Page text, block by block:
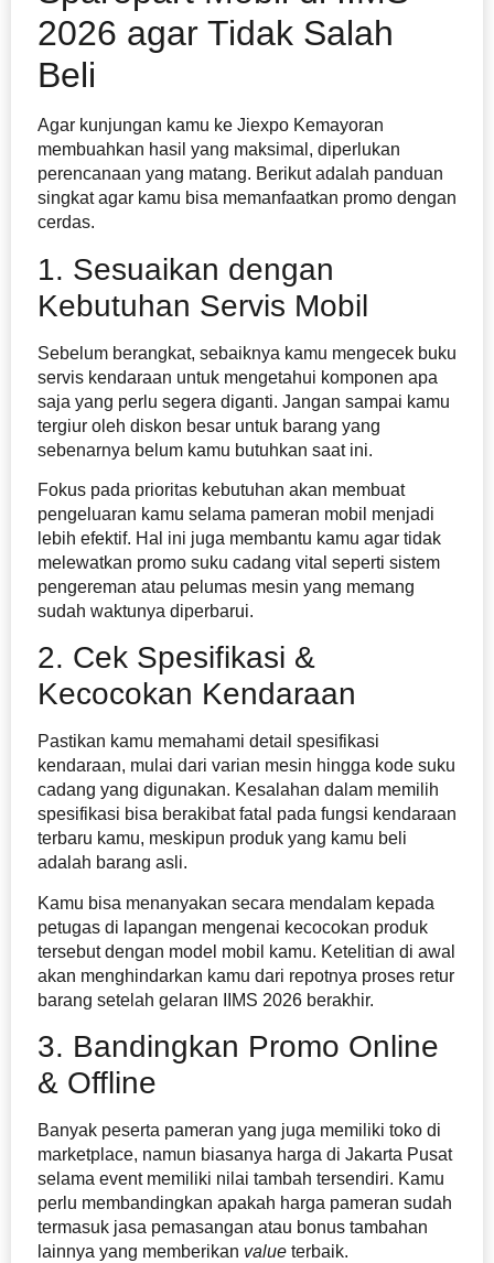
2026 agar Tidak Salah
Beli
Agar kunjungan kamu ke Jiexpo Kemayoran
membuahkan hasil yang maksimal, diperlukan
perencanaan yang matang. Berikut adalah panduan
singkat agar kamu bisa memanfaatkan promo dengan
cerdas.
1. Sesuaikan dengan
Kebutuhan Servis Mobil
Sebelum berangkat, sebaiknya kamu mengecek buku
servis kendaraan untuk mengetahui komponen apa
saja yang perlu segera diganti. Jangan sampai kamu
tergiur oleh diskon besar untuk barang yang
sebenarnya belum kamu butuhkan saat ini.
Fokus pada prioritas kebutuhan akan membuat
pengeluaran kamu selama pameran mobil menjadi
lebih efektif. Hal ini juga membantu kamu agar tidak
melewatkan promo suku cadang vital seperti sistem
pengereman atau pelumas mesin yang memang
sudah waktunya diperbarui.
2. Cek Spesifikasi &
Kecocokan Kendaraan
Pastikan kamu memahami detail spesifikasi
kendaraan, mulai dari varian mesin hingga kode suku
cadang yang digunakan. Kesalahan dalam memilih
spesifikasi bisa berakibat fatal pada fungsi kendaraan
terbaru kamu, meskipun produk yang kamu beli
adalah barang asli.
Kamu bisa menanyakan secara mendalam kepada
petugas di lapangan mengenai kecocokan produk
tersebut dengan model mobil kamu. Ketelitian di awal
akan menghindarkan kamu dari repotnya proses retur
barang setelah gelaran IIMS 2026 berakhir.
3. Bandingkan Promo Online
& Offline
Banyak peserta pameran yang juga memiliki toko di
marketplace, namun biasanya harga di Jakarta Pusat
selama event memiliki nilai tambah tersendiri. Kamu
perlu membandingkan apakah harga pameran sudah
termasuk jasa pemasangan atau bonus tambahan
lainnya yang memberikan value terbaik.